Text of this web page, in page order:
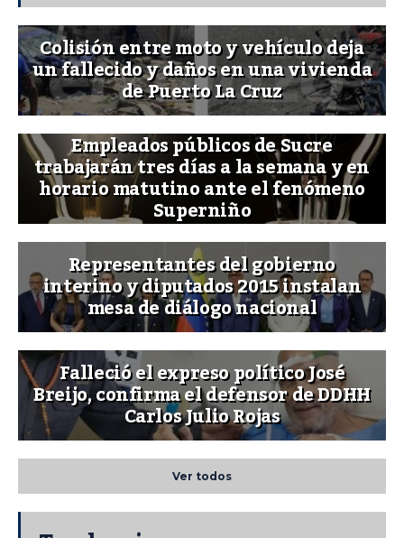
Colisión entre moto y vehículo deja
un fallecido y daños en una vivienda
de Puerto La Cruz
Empleados públicos de Sucre
trabajarán tres días a la semana y en
horario matutino ante el fenómeno
Superniño
Representantes del gobierno
interino y diputados 2015 instalan
mesa de diálogo nacional
Falleció el expreso político José
Breijo, confirma el defensor de DDHH
Carlos Julio Rojas
Ver todos